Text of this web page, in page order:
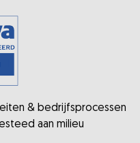
& bedrijfsprocessen
aan milieu